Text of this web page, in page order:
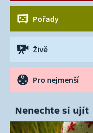
Pořady
Živě
Pro nejmenší
Nenechte si ujít